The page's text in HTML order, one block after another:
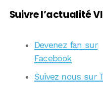
Suivre l’actualité
Devenez fan sur
Facebook
Suivez nous sur